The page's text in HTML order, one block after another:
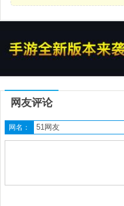
网友评论
网名：